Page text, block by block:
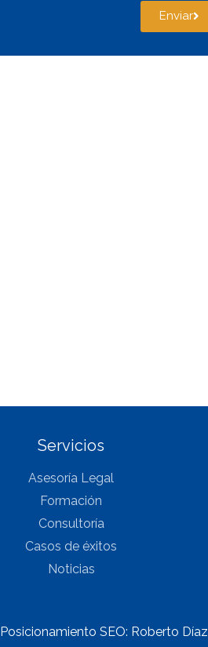
Enviar
Servicios
Asesoría Legal
Formación
Consultoría
Casos de éxitos
Noticias
Posicionamiento SEO: Roberto Díaz